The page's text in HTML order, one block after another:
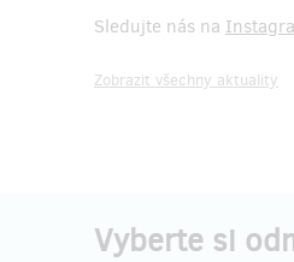
Sledujte nás na
Zobrazit všechny aktuality
Vyberte si